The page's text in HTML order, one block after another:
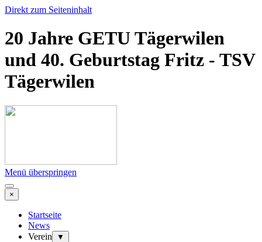
Direkt zum Seiteninhalt
20 Jahre GETU Tägerwilen
und 40. Geburtstag Fritz - TSV
Tägerwilen
Menü überspringen
×
Startseite
News
Verein
▼